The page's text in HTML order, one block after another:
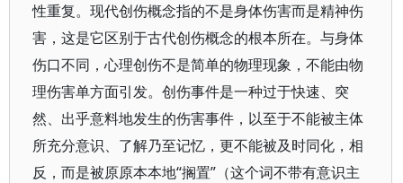
性重复。现代创伤概念指的不是身体伤害而是精神伤
害，这是它区别于古代创伤概念的根本所在。与身体
伤口不同，心理创伤不是简单的物理现象，不能由物
理伤害单方面引发。创伤事件是一种过于快速、突
然、出乎意料地发生的伤害事件，以至于不能被主体
所充分意识、了解乃至记忆，更不能被及时同化，相
反，而是被原原本本地“搁置”（这个词不带有意识主